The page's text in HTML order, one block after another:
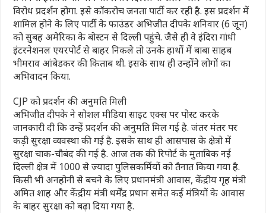
विरोध प्रदर्शन होगा. इसे कॉकरोच जनता पार्टी कर रही है. इस प्रदर्शन में
शामिल होने के लिए पार्टी के फाउंडर अभिजीत दीपके शनिवार (6 जून)
को सुबह अमेरिका के बोस्टन से दिल्ली पहुंचे. जैसे ही वे इंदिरा गांधी
इंटरनेशनल एयरपोर्ट से बाहर निकले तो उनके हाथों में बाबा साहब
भीमराव आंबेडकर की किताब थी. इसके साथ ही उन्होंने लोगों का
अभिवादन किया.
CJP को प्रदर्शन की अनुमति मिली
अभिजीत दीपके ने सोशल मीडिया साइट एक्स पर पोस्ट करके
जानकारी दी कि उन्हें प्रदर्शन की अनुमति मिल गई है. जंतर मंतर पर
कड़ी सुरक्षा व्यवस्था की गई है. इसके साथ ही आसपास के क्षेत्रो में
सुरक्षा चाक-चौबंद की गई है. आज तक की रिपोर्ट के मुताबिक नई
दिल्ली क्षेत्र में 1000 से ज्यादा पुलिसकर्मियों को तैनात किया गया है.
किसी भी अनहोनी से बचने के लिए प्रधानमंत्री आवास, केंद्रीय गृह मंत्री
अमित शाह और केंद्रीय मंत्री धर्मेंद्र प्रधान समेत कई मंत्रियों के आवास
के बाहर सुरक्षा को बढ़ा दिया गया है.